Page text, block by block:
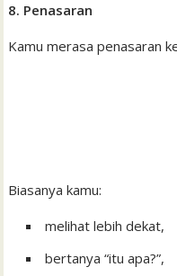
8. Penasaran
Kamu merasa penasaran
Biasanya kamu:
melihat lebih dekat,
bertanya “itu apa?”,